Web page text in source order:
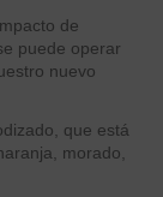
de
puede operar
nuevo
que está
morado,